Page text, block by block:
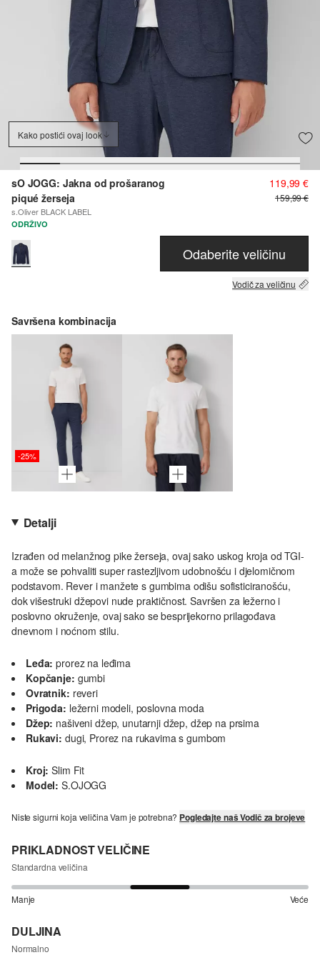
Kako postići ovaj look
sO JOGG: Jakna od prošaranog
piqué žerseja
s.Oliver BLACK LABEL
119,99 €
159,99 €
ODRŽIVO
Odaberite veličinu
Vodič za veličinu
Savršena kombinacija
-25%
Detalji
Izrađen od melanžnog pike žerseja, ovaj sako uskog kroja od TGI-
a može se pohvaliti super rastezljivom udobnošću i djelomičnom
podstavom. Rever i manžete s gumbima odišu sofisticiranošću,
dok višestruki džepovi nude praktičnost. Savršen za ležerno i
poslovno okruženje, ovaj sako se besprijekorno prilagođava
dnevnom i noćnom stilu.
Leđa: prorez na leđima
Kopčanje: gumbi
Ovratnik: reveri
Prigoda: ležerni modeli, poslovna moda
Džep: našiveni džep, unutarnji džep, džep na prsima
Rukavi: dugi, Prorez na rukavima s gumbom
Kroj: Slim Fit
Model: S.OJOGG
Niste sigurni koja veličina Vam je potrebna? Pogledajte naš Vodič za brojeve
PRIKLADNOST VELIČINE
Standardna veličina
Manje Veće
DULJINA
Normalno